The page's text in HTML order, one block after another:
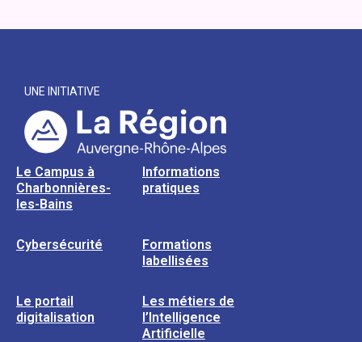
UNE INITIATIVE
Le Campus à
Charbonnières-
les-Bains
Informations
pratiques
Cybersécurité
Formations
labellisées
Le portail
digitalisation
Les métiers de
l’Intelligence
Artificielle